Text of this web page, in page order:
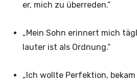
er, mich zu überreden.“
„Mein Sohn erinnert mich
lauter ist als Ordnung.“
„Ich wollte Perfektion,